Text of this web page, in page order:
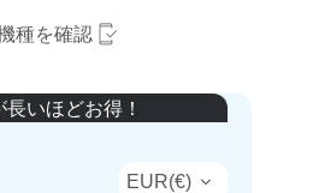
種を確認
いほどお得！
EUR(€)